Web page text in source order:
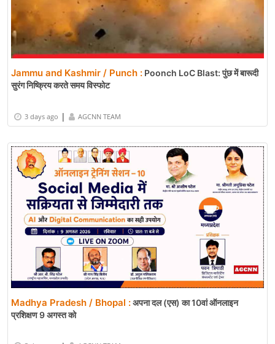
Jammu and Kashmir / Punch : Poonch LoC Blast: पुंछ में बारूदी
सुरंग निष्क्रिय करते समय विस्फोट
3 days ago | AGCNN TEAM
Madhya Pradesh / Bhopal :अपना दल (एस) का 10वां ऑनलाइन
प्रशिक्षण 9 अगस्त को